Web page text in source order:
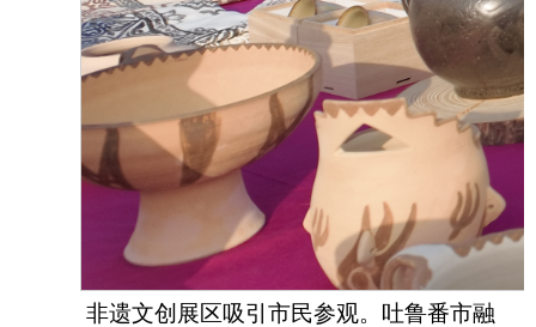
非遗文创展区吸引市民参观。吐鲁番市融